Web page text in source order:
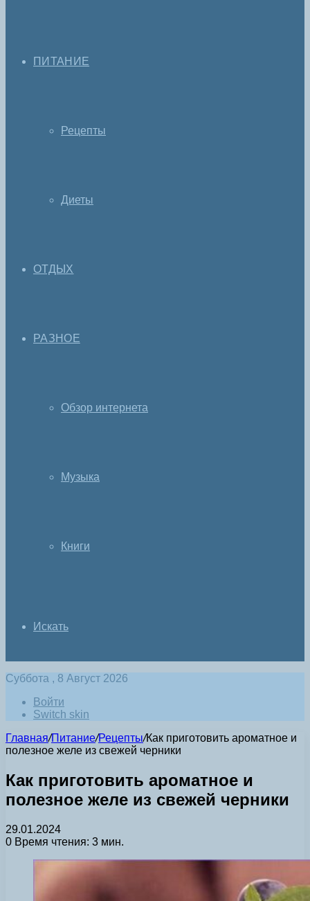
ПИТАНИЕ
Рецепты
Диеты
ОТДЫХ
РАЗНОЕ
Обзор интернета
Музыка
Книги
Искать
Суббота , 8 Август 2026
Войти
Switch skin
Главная/Питание/Рецепты/Как приготовить ароматное и
полезное желе из свежей черники
Как приготовить ароматное и
полезное желе из свежей черники
29.01.2024
0 Время чтения: 3 мин.